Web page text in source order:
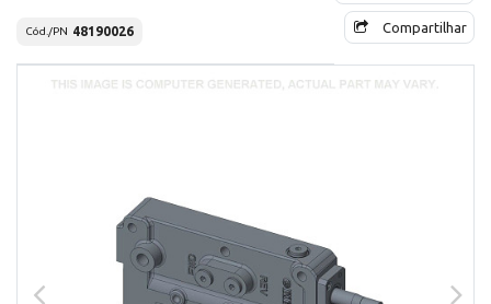
Cód./PN 48190026 Compartilhar